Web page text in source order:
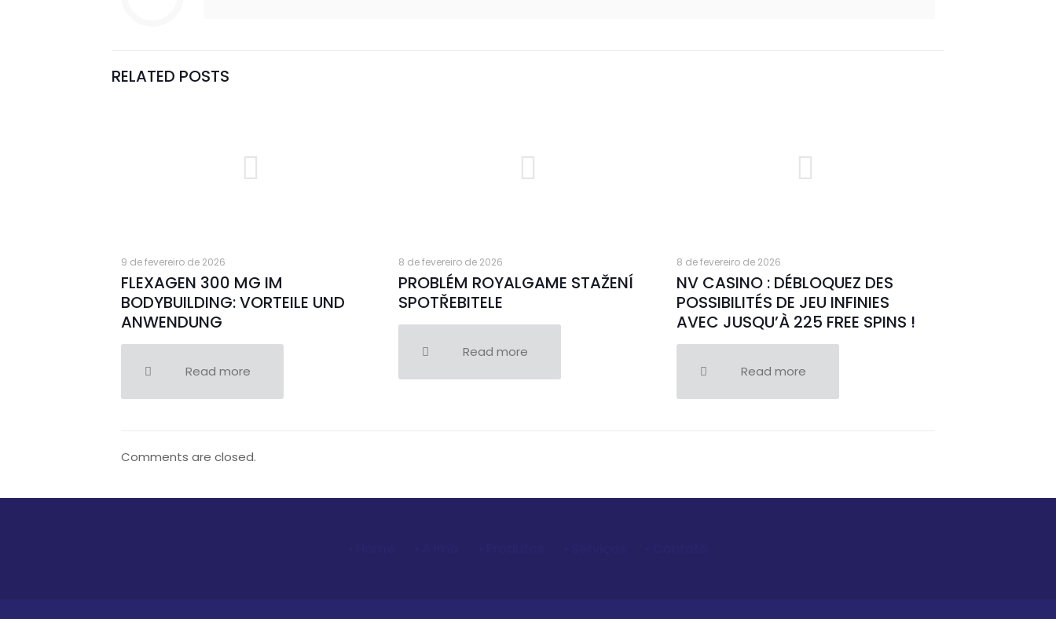
RELATED POSTS
9 de fevereiro de 2026
FLEXAGEN 300 MG IM
BODYBUILDING: VORTEILE UND
ANWENDUNG
Read more
8 de fevereiro de 2026
PROBLÉM ROYALGAME STAŽENÍ
SPOTŘEBITELE
Read more
8 de fevereiro de 2026
NV CASINO : DÉBLOQUEZ DES
POSSIBILITÉS DE JEU INFINIES
AVEC JUSQU’À 225 FREE SPINS !
Read more
Comments are closed.